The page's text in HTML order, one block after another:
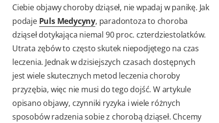
Ciebie objawy choroby dziąseł, nie wpadaj w panikę. Jak
podaje Puls Medycyny, paradontoza to choroba
dziąseł dotykająca niemal 90 proc. czterdziestolatków.
Utrata zębów to często skutek niepodjętego na czas
leczenia. Jednak w dzisiejszych czasach dostępnych
jest wiele skutecznych metod leczenia choroby
przyzębia, więc nie musi do tego dojść. W artykule
opisano objawy, czynniki ryzyka i wiele różnych
sposobów radzenia sobie z chorobą dziąseł. Chcemy